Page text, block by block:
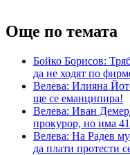
Още по темата
Бойко Борисов:
да не ходят по
Велева: Илияна
ще се еманципира!
Велева: Иван
прокурор, но има
Велева: На Радев
да плати протести